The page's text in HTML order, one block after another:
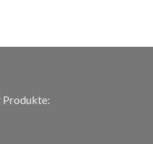
Produkte: